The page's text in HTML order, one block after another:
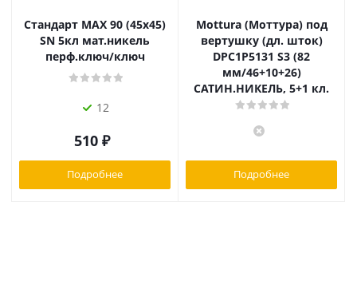
Стандарт MAX 90 (45х45)
SN 5кл мат.никель
перф.ключ/ключ
12
510 ₽
Подробнее
Mottura (Моттура) под
вертушку (дл. шток)
DPC1P5131 S3 (82
мм/46+10+26)
САТИН.НИКЕЛЬ, 5+1 кл.
Подробнее